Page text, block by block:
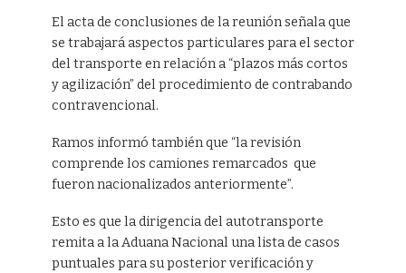
El acta de conclusiones de la reunión señala que
se trabajará aspectos particulares para el sector
del transporte en relación a “plazos más cortos
y agilización” del procedimiento de contrabando
contravencional.
Ramos informó también que “la revisión
comprende los camiones remarcados que
fueron nacionalizados anteriormente”.
Esto es que la dirigencia del autotransporte
remita a la Aduana Nacional una lista de casos
puntuales para su posterior verificación y